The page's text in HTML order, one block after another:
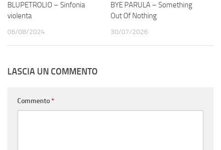
BLUPETROLIO – Sinfonia
violenta
06/08/2024
BYE PARULA – Something
Out Of Nothing
30/07/2026
LASCIA UN COMMENTO
Commento*